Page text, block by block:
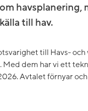
till hav.
till Havs-
Med dem har vi ett
Avtalet förnyar